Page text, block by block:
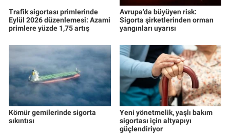
Trafik sigortası primlerinde
Eylül 2026 düzenlemesi: Azami
primlere yüzde 1,75 artış
Avrupa’da büyüyen risk:
Sigorta şirketlerinden orman
yangınları uyarısı
Kömür gemilerinde sigorta
sıkıntısı
Yeni yönetmelik, yaşlı bakım
sigortası için altyapıyı
güçlendiriyor